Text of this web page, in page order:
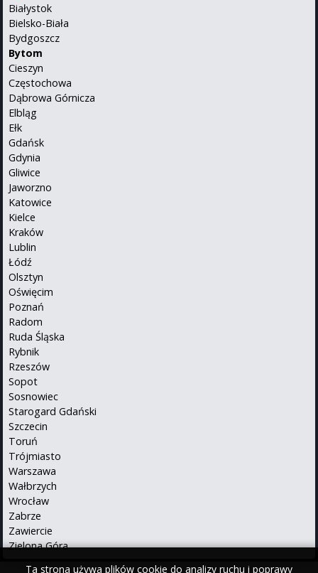
Ta strona używa plików cookie do analizy ruchu i poprawy
Białystok
Bielsko-Biała
Bydgoszcz
Bytom
Cieszyn
Częstochowa
Dąbrowa Górnicza
Elbląg
Ełk
Gdańsk
Gdynia
Gliwice
Jaworzno
Katowice
Kielce
Kraków
Lublin
Łódź
Olsztyn
Oświęcim
Poznań
Radom
Ruda Śląska
Rybnik
Rzeszów
Sopot
Sosnowiec
Starogard Gdański
Szczecin
Toruń
Trójmiasto
Warszawa
Wałbrzych
Wrocław
Zabrze
Zawiercie
Zielona Góra